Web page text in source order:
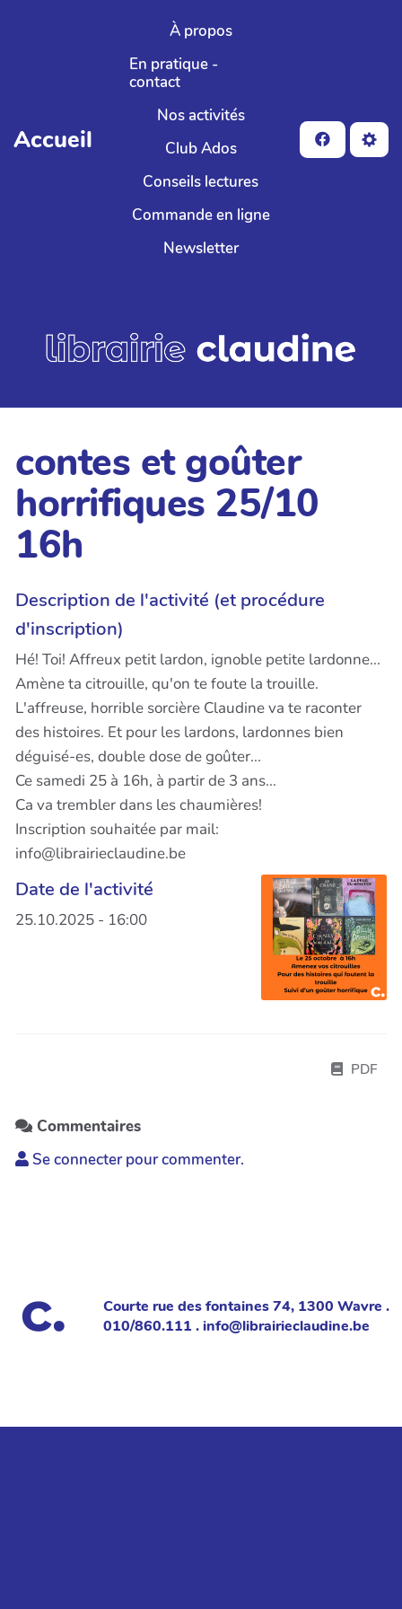
Aller au contenu principal
Accueil
À propos
En pratique -
contact
Nos activités
Club Ados
Conseils lectures
Commande en ligne
Newsletter
contes et goûter
horrifiques 25/10
16h
Description de l'activité (et procédure
d'inscription)
Hé! Toi! Affreux petit lardon, ignoble petite lardonne...
Amène ta citrouille, qu'on te foute la trouille.
L'affreuse, horrible sorcière Claudine va te raconter
des histoires. Et pour les lardons, lardonnes bien
déguisé-es, double dose de goûter...
Ce samedi 25 à 16h, à partir de 3 ans...
Ca va trembler dans les chaumières!
Inscription souhaitée par mail:
info@librairieclaudine.be
Date de l'activité
25.10.2025 - 16:00
PDF
Commentaires
Se connecter pour commenter.
Courte rue des fontaines 74, 1300 Wavre .
010/860.111 . info@librairieclaudine.be